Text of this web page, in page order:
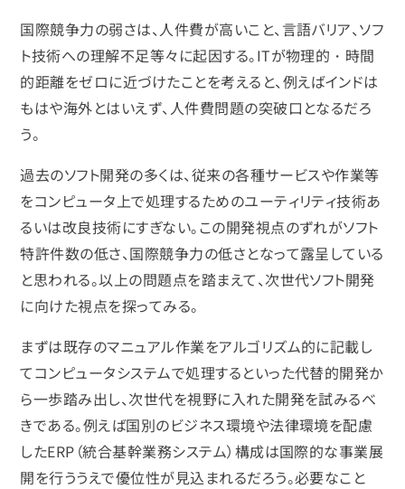
国際競争力の弱さは、人件費が高いこと、言語バリア、ソフ
ト技術への理解不足等々に起因する。ITが物理的・時間
的距離をゼロに近づけたことを考えると、例えばインドは
もはや海外とはいえず、人件費問題の突破口となるだろ
う。
過去のソフト開発の多くは、従来の各種サービスや作業等
をコンピュータ上で処理するためのユーティリティ技術あ
るいは改良技術にすぎない。この開発視点のずれがソフト
特許件数の低さ、国際競争力の低さとなって露呈している
と思われる。以上の問題点を踏まえて、次世代ソフト開発
に向けた視点を探ってみる。
まずは既存のマニュアル作業をアルゴリズム的に記載し
てコンピュータシステムで処理するといった代替的開発か
ら一歩踏み出し、次世代を視野に入れた開発を試みるべ
きである。例えば国別のビジネス環境や法律環境を配慮
したERP（統合基幹業務システム）構成は国際的な事業展
開を行ううえで優位性が見込まれるだろう。必要なこと